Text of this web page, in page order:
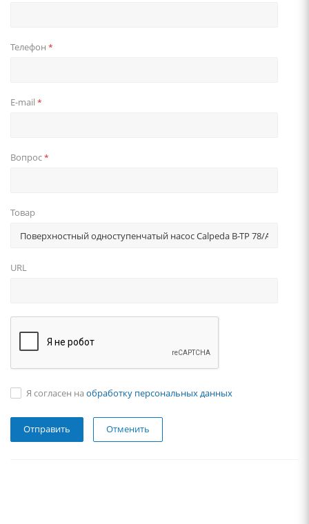
Телефон *
E-mail *
Вопрос*
Товар
URL
Я согласен на обработку персональных данных
Отменить